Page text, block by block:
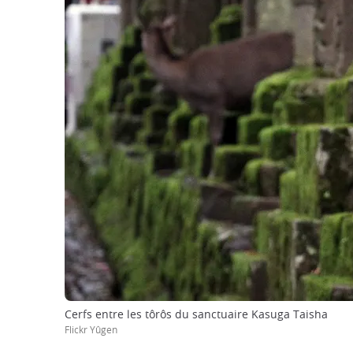
Cerfs entre les tôrôs du sanctuaire Kasuga Taisha
Flickr Yûgen